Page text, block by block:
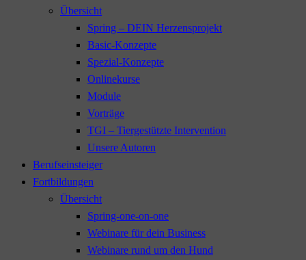
Übersicht
Spring – DEIN Herzensprojekt
Basic-Konzepte
Spezial-Konzepte
Onlinekurse
Module
Vorträge
TGI – Tiergestützte Intervention
Unsere Autoren
Berufseinsteiger
Fortbildungen
Übersicht
Spring-one-on-one
Webinare für dein Business
Webinare rund um den Hund